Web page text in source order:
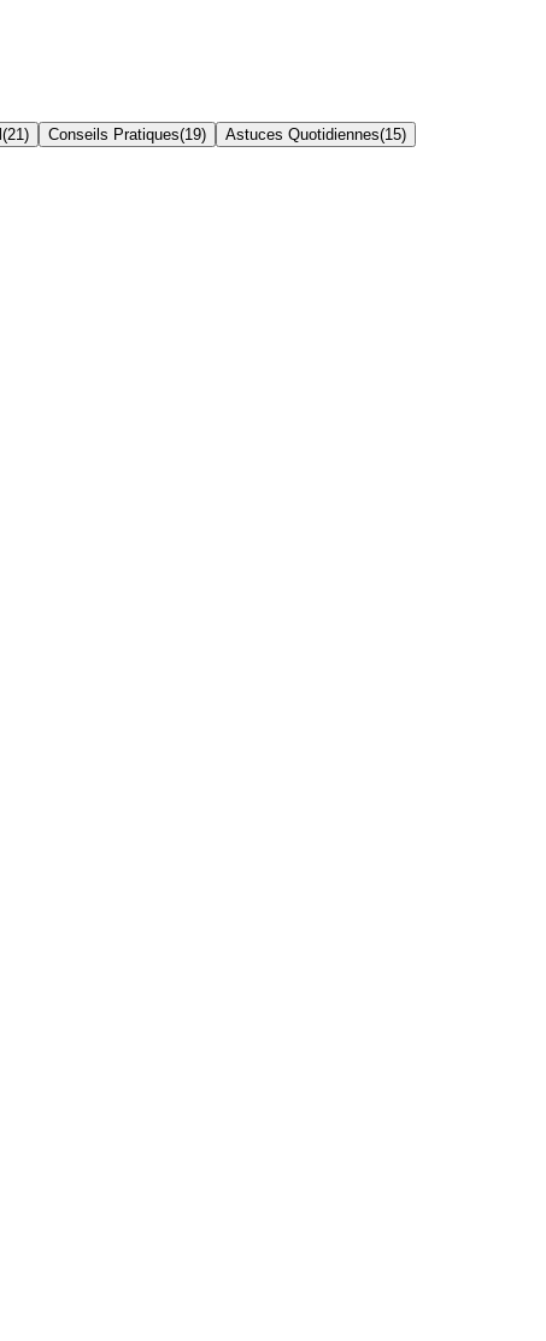
(21 ) Conseils Pratiques(19) Astuces Quotidiennes(15)